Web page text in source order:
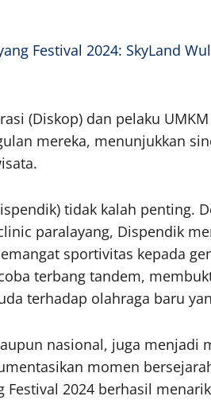
Festival 2024: SkyLand
(Diskop) dan pelaku
mereka, menunjukkan
tidak kalah penting.
paralayang, Dispendik
sportivitas kepada
terbang tandem,
terhadap olahraga baru
nasional, juga menjadi
momen
Festival 2024 berhasil